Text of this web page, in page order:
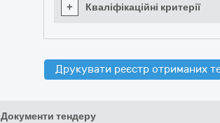
+ Кваліфікаційні критерії
Друкувати реєстр отриманих
Документи тендеру